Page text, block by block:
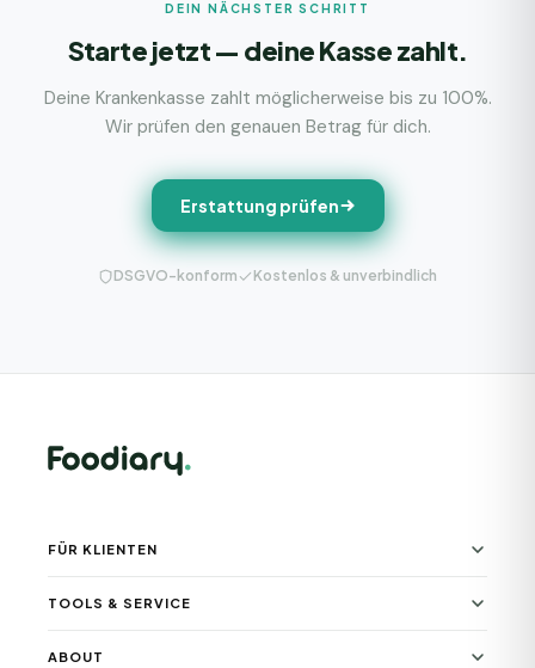
DEIN NÄCHSTER SCHRITT
Starte jetzt — deine Kasse zahlt.
Deine Krankenkasse zahlt möglicherweise bis zu 100%.
Wir prüfen den genauen Betrag für dich.
Erstattung prüfen
DSGVO-konform Kostenlos & unverbindlich
FÜR KLIENTEN
TOOLS & SERVICE
ABOUT